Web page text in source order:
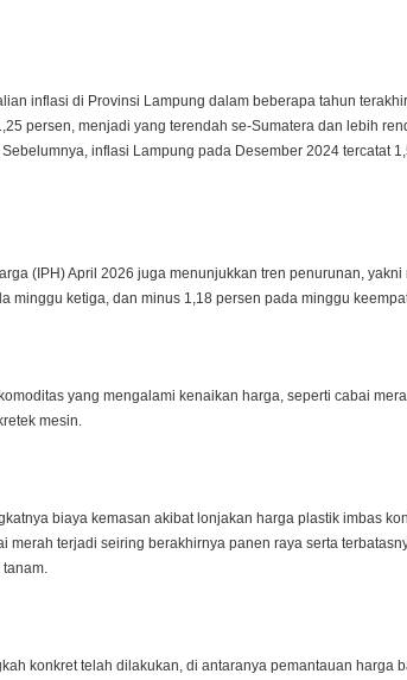
inflasi di Provinsi Lampung dalam beberapa tahun
persen, menjadi yang terendah se-Sumatera dan lebih
inflasi Lampung pada Desember 2024 tercatat
(IPH) April 2026 juga menunjukkan tren penurunan, yakni
minggu ketiga, dan minus 1,18 persen pada minggu
yang mengalami kenaikan harga, seperti cabai
mesin.
biaya kemasan akibat lonjakan harga plastik imbas
merah terjadi seiring berakhirnya panen raya serta
konkret telah dilakukan, di antaranya pemantauan harga